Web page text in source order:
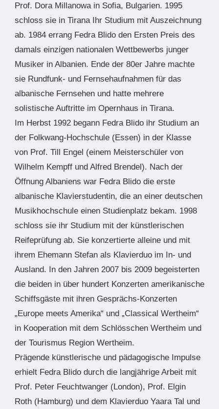
Prof. Dora Millanowa in Sofia, Bulgarien. 1995
schloss sie in Tirana Ihr Studium mit Auszeichnung
ab. 1984 errang Fedra Blido den Ersten Preis des
damals einzigen nationalen Wettbewerbs junger
Musiker in Albanien. Ende der 80er Jahre machte
sie Rundfunk- und Fernsehaufnahmen für das
albanische Fernsehen und hatte mehrere
solistische Auftritte im Opernhaus in Tirana.
Im Herbst 1992 begann Fedra Blido ihr Studium an
der Folkwang-Hochschule (Essen) in der Klasse
von Prof. Till Engel (einem Meisterschüler von
Wilhelm Kempff und Alfred Brendel). Nach der
Öffnung Albaniens war Fedra Blido die erste
albanische Klavierstudentin, die an einer deutschen
Musikhochschule einen Studienplatz bekam. 1998
schloss sie ihr Studium mit der künstlerischen
Reifeprüfung ab. Sie konzertierte alleine und mit
ihrem Ehemann Stefan als Klavierduo im In- und
Ausland. In den Jahren 2007 bis 2009 begeisterten
die beiden in über hundert Konzerten amerikanische
Schiffsgäste mit ihren Gesprächs-Konzerten
„Europe meets Amerika“ und „Classical Wertheim“
in Kooperation mit dem Schlösschen Wertheim und
der Tourismus Region Wertheim.
Prägende künstlerische und pädagogische Impulse
erhielt Fedra Blido durch die langjährige Arbeit mit
Prof. Peter Feuchtwanger (London), Prof. Elgin
Roth (Hamburg) und dem Klavierduo Yaara Tal und